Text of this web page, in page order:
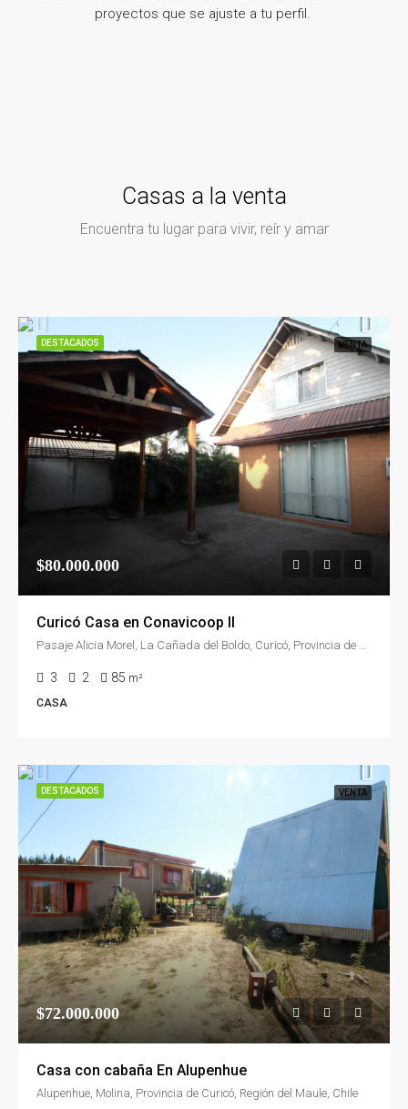
proyectos que se ajuste a tu perfil.
Casas a la venta
Encuentra tu lugar para vivir, reír y amar
DESTACADOS VENTA
$80.000.000
Curicó Casa en Conavicoop II
Pasaje Alicia Morel, La Cañada del Boldo, Curicó, Provincia de Curicó, Región del Maule, 3340814, Chile
3 2 85 m²
CASA
DESTACADOS VENTA
$72.000.000
Casa con cabaña En Alupenhue
Alupenhue, Molina, Provincia de Curicó, Región del Maule, Chile